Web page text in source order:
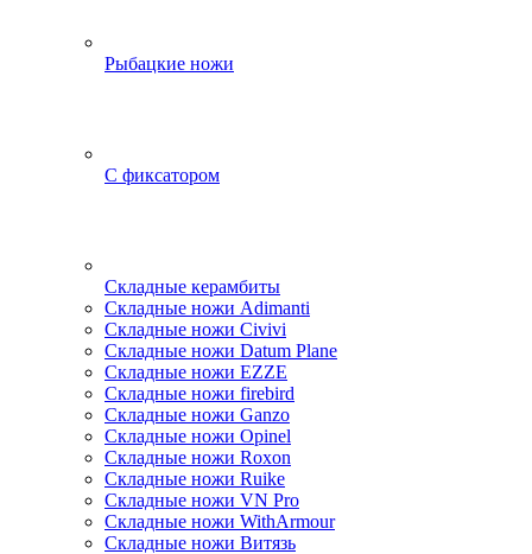
Рыбацкие ножи
С фиксатором
Складные керамбиты
Складные ножи Adimanti
Складные ножи Civivi
Складные ножи Datum Plane
Складные ножи EZZE
Складные ножи firebird
Складные ножи Ganzo
Складные ножи Opinel
Складные ножи Roxon
Складные ножи Ruike
Складные ножи VN Pro
Складные ножи WithArmour
Складные ножи Витязь